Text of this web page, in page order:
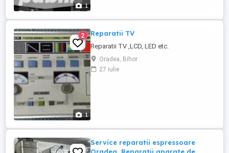
1
1
2 Reparatii TV
Reparatii TV ,LCD, LED etc.
Oradea, Bihor
27 iulie
Service reparatii espressoare